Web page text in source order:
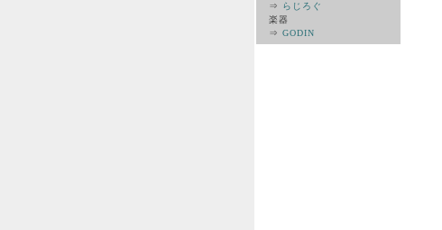
⇒ らじろぐ
楽器
⇒ GODIN